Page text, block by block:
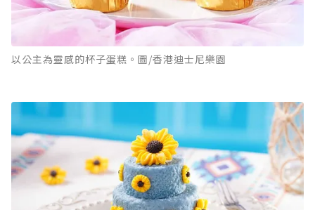
以公主為靈感的杯子蛋糕。圖/香港迪士尼樂園